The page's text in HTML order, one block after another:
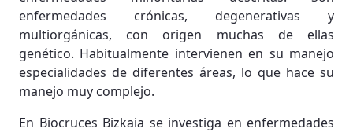
enfermedades crónicas, degenerativas y
multiorgánicas, con origen muchas de ellas
genético. Habitualmente intervienen en su manejo
especialidades de diferentes áreas, lo que hace su
manejo muy complejo.
En Biocruces Bizkaia se investiga en enfermedades